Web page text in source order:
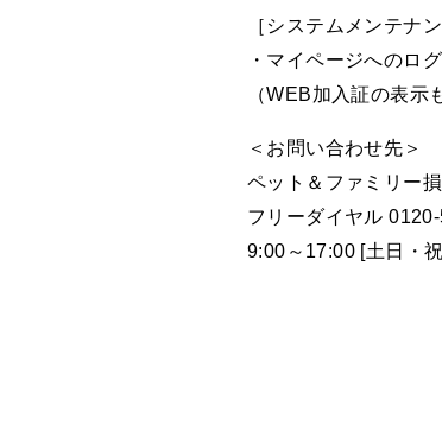
［システムメンテナ
・マイページへのロ
（WEB加入証の表示
＜お問い合わせ先＞
ペット＆ファミリー
フリーダイヤル
9:00～17:00 [土日・